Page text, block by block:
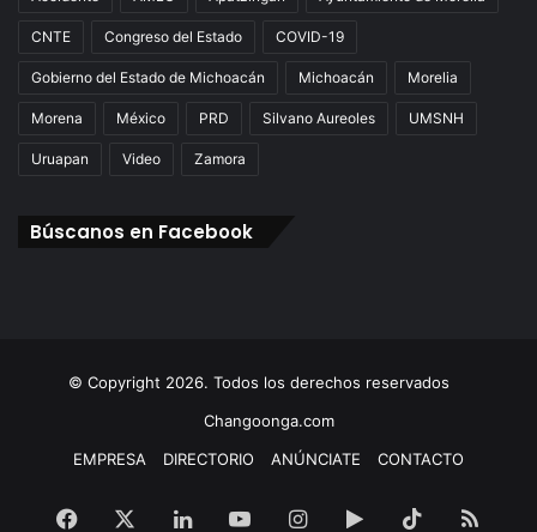
CNTE Congreso del Estado COVID-19
Gobierno del Estado de Michoacán Michoacán Morelia
Morena México PRD Silvano Aureoles UMSNH
Uruapan Video Zamora
Búscanos en Facebook
© Copyright 2026. Todos los derechos reservados
Changoonga.com
EMPRESA
DIRECTORIO ANÚNCIATE CONTACTO
Facebook LinkedInYouTubeInstagram
Google TikTokRSS